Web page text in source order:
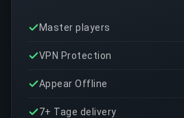
Master players
VPN Protection
Appear Offline
7+ Tage delivery